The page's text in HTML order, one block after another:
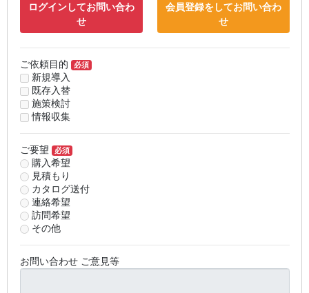
ログインしてお問い合わ
せ
会員登録をしてお問い合わ
せ
ご依頼目的 必須
新規導入
既存入替
施策検討
情報収集
ご要望 必須
購入希望
見積もり
カタログ送付
連絡希望
訪問希望
その他
お問い合わせ ご意見等